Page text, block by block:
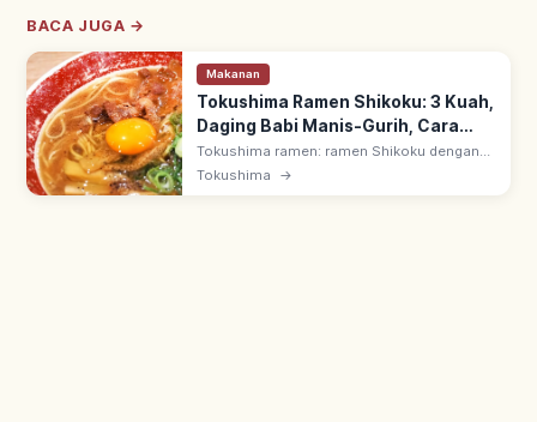
BACA JUGA →
Makanan
Tokushima Ramen Shikoku: 3 Kuah,
Daging Babi Manis-Gurih, Cara
Menikmati
Tokushima ramen: ramen Shikoku dengan
kuah kental & daging babi manis-gurih. Tiga
Tokushima →